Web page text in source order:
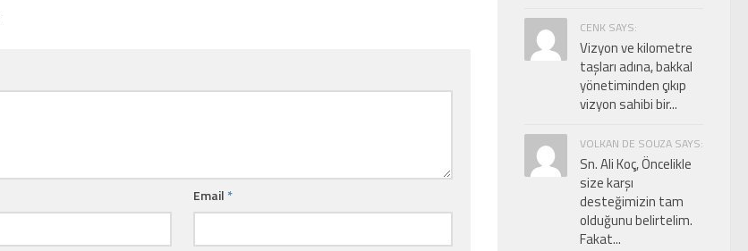
Email *
CENK SAYS:
Vizyon ve kilometre
taşları adına, bakkal
yönetiminden çıkıp
vizyon sahibi bir...
VOLKAN DE SOUZA SAYS:
Sn. Ali Koç, Öncelikle
size karşı
desteğimizin tam
olduğunu belirtelim.
Fakat...